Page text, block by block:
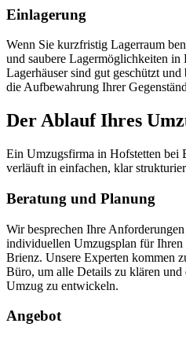
Einlagerung
Wenn Sie kurzfristig Lagerraum
und saubere Lagermöglichkeiten
Lagerhäuser sind gut geschützt
die Aufbewahrung Ihrer
Der Ablauf Ihres
Ein Umzugsfirma in Hofstetten bei
verläuft in einfachen, klar
Beratung und Planung
Wir besprechen Ihre
individuellen Umzugsplan für
Brienz. Unsere Experten kommen
Büro, um alle Details zu klären und
Umzug zu entwickeln.
Angebot